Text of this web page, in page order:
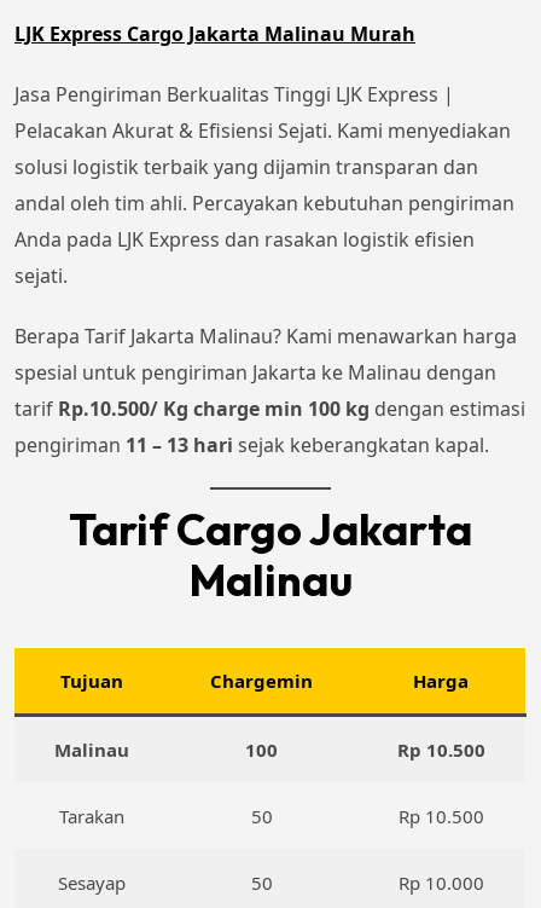
LJK Express Cargo Jakarta Malinau Murah
Jasa Pengiriman Berkualitas Tinggi LJK Express |
Pelacakan Akurat & Efisiensi Sejati. Kami menyediakan
solusi logistik terbaik yang dijamin transparan dan
andal oleh tim ahli. Percayakan kebutuhan pengiriman
Anda pada LJK Express dan rasakan logistik efisien
sejati.
Berapa Tarif Jakarta Malinau? Kami menawarkan harga
spesial untuk pengiriman Jakarta ke Malinau dengan
tarif Rp.10.500/ Kg charge min 100 kg dengan estimasi
pengiriman 11 – 13 hari sejak keberangkatan kapal.
Tarif Cargo Jakarta
Malinau
Tujuan Chargemin Harga
Malinau 100 Rp 10.500
Tarakan 50 Rp 10.500
Sesayap 50 Rp 10.000